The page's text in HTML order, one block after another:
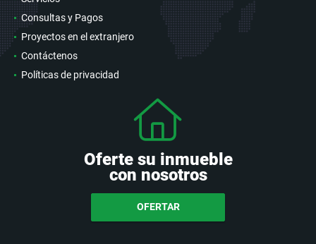
Consultas y Pagos
Proyectos en el extranjero
Contáctenos
Políticas de privacidad
Oferte su inmueble
con nosotros
OFERTAR